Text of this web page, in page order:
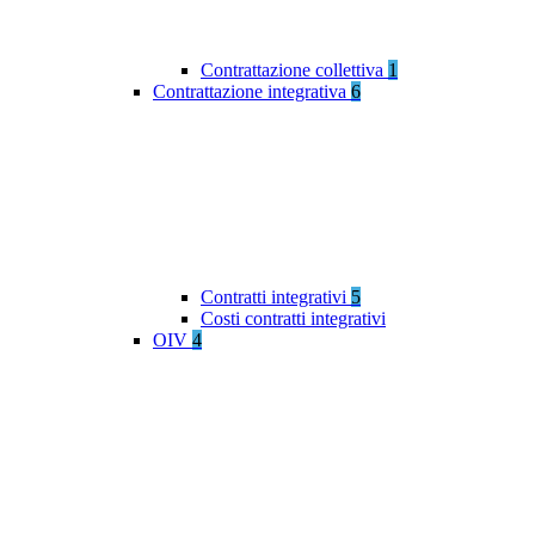
Contrattazione collettiva 1
Contrattazione integrativa 6
Contratti integrativi 5
Costi contratti integrativi
OIV 4